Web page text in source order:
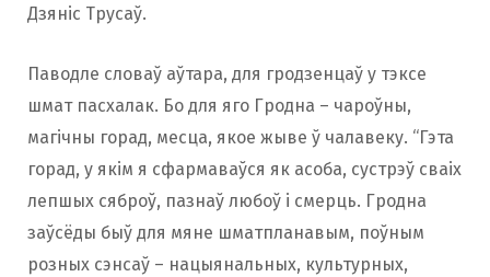
Дзяніс Трусаў.
Паводле словаў аўтара, для гродзенцаў у тэксе
шмат пасхалак. Бо для яго Гродна – чароўны,
магічны горад, месца, якое жыве ў чалавеку. “Гэта
горад, у якім я сфармаваўся як асоба, сустрэў сваіх
лепшых сяброў, пазнаў любоў і смерць. Гродна
заўсёды быў для мяне шматпланавым, поўным
розных сэнсаў – нацыянальных, культурных,